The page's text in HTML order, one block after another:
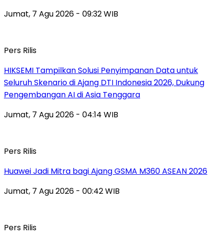
Jumat, 7 Agu 2026 - 09:32 WIB
Pers Rilis
HIKSEMI Tampilkan Solusi Penyimpanan Data untuk
Seluruh Skenario di Ajang DTI Indonesia 2026, Dukung
Pengembangan AI di Asia Tenggara
Jumat, 7 Agu 2026 - 04:14 WIB
Pers Rilis
Huawei Jadi Mitra bagi Ajang GSMA M360 ASEAN 2026
Jumat, 7 Agu 2026 - 00:42 WIB
Pers Rilis